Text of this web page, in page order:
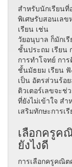
สำหรับนักเรียน
พิเศษรับสอนเล
เรียน เช่น
วัยอนุบาล ก็มักเ
ชั้นประถม เรียน
การทำโจทย์ กา
ชั้นมัธยม เรียน
เป็น อัตรส่วนร้อ
ติวเตอร์เลขจะ
ที่ยังไม่เข้าใจ สำ
เสริมทักษะการเ
เลือกครูค
ยังไงดี
การเลือกครูคณิ